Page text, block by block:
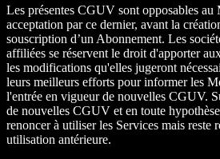
Les présentes CGUV sont opposables au
acceptation par ce dernier, avant la
souscription d’un Abonnement. Les
affiliées se réservent le droit d'apporter
les modifications qu'elles jugeront
leurs meilleurs efforts pour informer les
l'entrée en vigueur de nouvelles CGUV.
de nouvelles CGUV et en toute
renoncer à utiliser les Services mais reste
utilisation antérieure.